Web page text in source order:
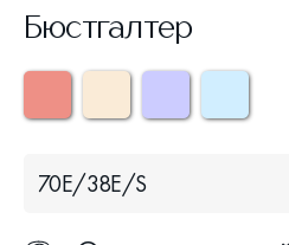
Бюстгалтер
70Е/38Е/S